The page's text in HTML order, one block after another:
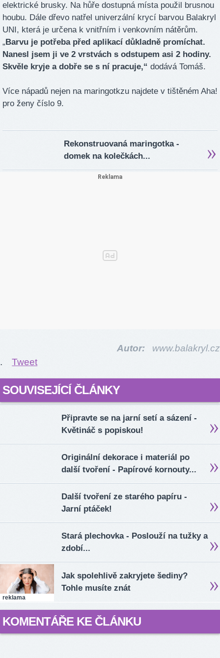
elektrické brusky. Na hůře dostupná místa použil brusnou
houbu. Dále dřevo natřel univerzální krycí barvou Balakryl
UNI, která je určena k vnitřním i venkovním nátěrům.
„ Barvu je potřeba před aplikací důkladně promíchat.
Nanesl jsem ji ve 2 vrstvách s odstupem asi 2 hodiny.
Skvěle kryje a dobře se s ní pracuje,“ dodává Tomáš.
Více nápadů nejen na maringotkzu najdete v tištěném Aha!
pro ženy číslo 9.
Rekonstruovaná maringotka -
domek na kolečkách...
Autor:
www.balakryl.cz
.
Tweet
SOUVISEJÍCÍ ČLÁNKY
Připravte se na jarní setí a sázení -
Květináč s popiskou!
Originální dekorace i materiál po
další tvoření - Papírové kornouty...
Další tvoření ze starého papíru -
Jarní ptáček!
Stará plechovka - Poslouží na tužky a
zdobí...
reklama
Jak spolehlivě zakryjete šediny?
Tohle musíte znát
KOMENTÁŘE KE ČLÁNKU